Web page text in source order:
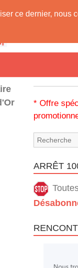
ce dernier, nous
* Offre
ARRÊT